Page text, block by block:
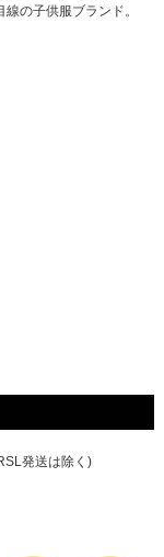
線の子供服ブランド。
発送は除く)